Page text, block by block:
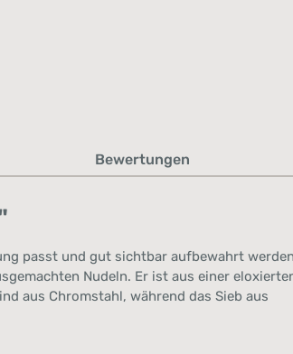
Bewertungen
passt und gut sichtbar aufbewahrt
Nudeln. Er ist aus einer
aus Chromstahl, während das Sieb aus